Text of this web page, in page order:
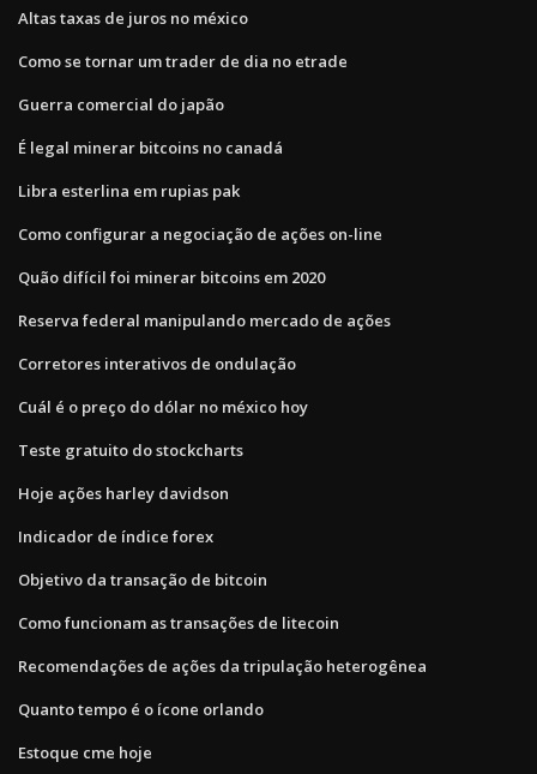
Altas taxas de juros no méxico
Como se tornar um trader de dia no etrade
Guerra comercial do japão
É legal minerar bitcoins no canadá
Libra esterlina em rupias pak
Como configurar a negociação de ações on-line
Quão difícil foi minerar bitcoins em 2020
Reserva federal manipulando mercado de ações
Corretores interativos de ondulação
Cuál é o preço do dólar no méxico hoy
Teste gratuito do stockcharts
Hoje ações harley davidson
Indicador de índice forex
Objetivo da transação de bitcoin
Como funcionam as transações de litecoin
Recomendações de ações da tripulação heterogênea
Quanto tempo é o ícone orlando
Estoque cme hoje